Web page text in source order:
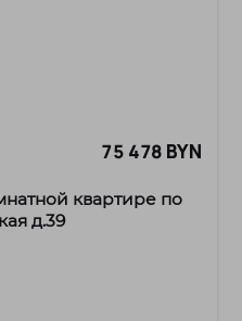
75 478 BYN
квартире по
д.39